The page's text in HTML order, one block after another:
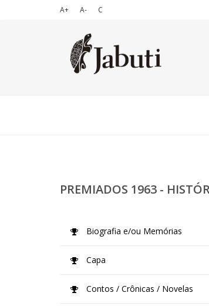
A+ A- C
PREMIADOS 1963 -
Biografia e/ou Memórias
Capa
Contos / Crônicas / Novelas